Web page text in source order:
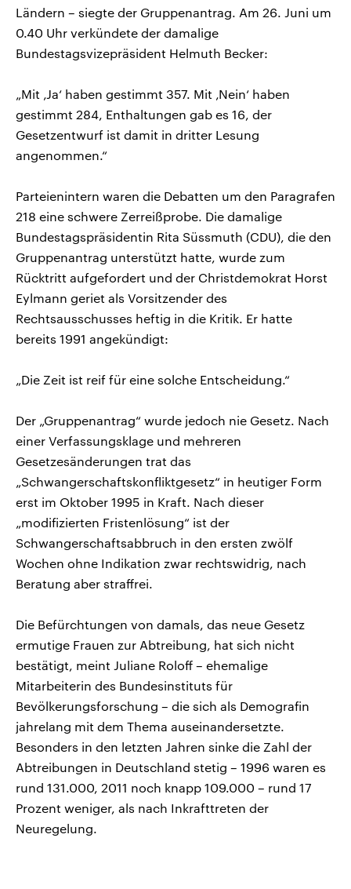
Ländern – siegte der Gruppenantrag. Am 26. Juni um
0.40 Uhr verkündete der damalige
Bundestagsvizepräsident Helmuth Becker:
„Mit ‚Ja‘ haben gestimmt 357. Mit ‚Nein‘ haben
gestimmt 284, Enthaltungen gab es 16, der
Gesetzentwurf ist damit in dritter Lesung
angenommen.“
Parteienintern waren die Debatten um den Paragrafen
218 eine schwere Zerreißprobe. Die damalige
Bundestagspräsidentin Rita Süssmuth (CDU), die den
Gruppenantrag unterstützt hatte, wurde zum
Rücktritt aufgefordert und der Christdemokrat Horst
Eylmann geriet als Vorsitzender des
Rechtsausschusses heftig in die Kritik. Er hatte
bereits 1991 angekündigt:
„Die Zeit ist reif für eine solche Entscheidung.“
Der „Gruppenantrag“ wurde jedoch nie Gesetz. Nach
einer Verfassungsklage und mehreren
Gesetzesänderungen trat das
„Schwangerschaftskonfliktgesetz“ in heutiger Form
erst im Oktober 1995 in Kraft. Nach dieser
„modifizierten Fristenlösung“ ist der
Schwangerschaftsabbruch in den ersten zwölf
Wochen ohne Indikation zwar rechtswidrig, nach
Beratung aber straffrei.
Die Befürchtungen von damals, das neue Gesetz
ermutige Frauen zur Abtreibung, hat sich nicht
bestätigt, meint Juliane Roloff – ehemalige
Mitarbeiterin des Bundesinstituts für
Bevölkerungsforschung – die sich als Demografin
jahrelang mit dem Thema auseinandersetzte.
Besonders in den letzten Jahren sinke die Zahl der
Abtreibungen in Deutschland stetig – 1996 waren es
rund 131.000, 2011 noch knapp 109.000 – rund 17
Prozent weniger, als nach Inkrafttreten der
Neuregelung.